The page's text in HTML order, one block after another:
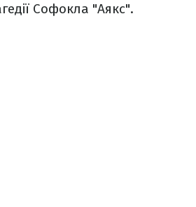
Софокла "Аякс".